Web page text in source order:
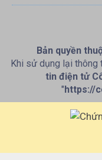
Bản quyền
Khi sử dụng lại thông
tin điện tử
"https://